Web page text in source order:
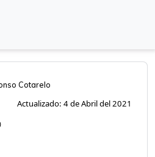
Cotarelo
Actualizado: 4 de Abril del 2021